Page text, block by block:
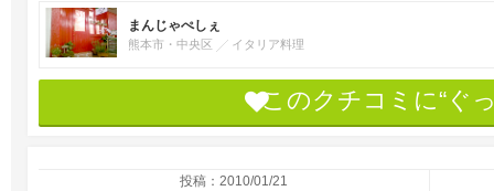
まんじゃぺしぇ
熊本市・中央区 イタリア料理
このクチコミに“ぐ
投稿：2010/01/21